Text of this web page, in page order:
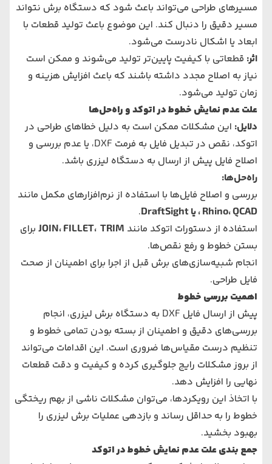
مسیرهای طراحی می‌تواند باعث شود که دستگاه برش نتواند
مسیر دقیق را دنبال کند. این موضوع باعث تولید قطعات با
ابعاد یا اشکال نادرست می‌شود.
اثر: قطعاتی با کیفیت پایین‌تر تولید می‌شوند و ممکن است
نیاز به اصلاح مجدد داشته باشند که باعث افزایش هزینه و
زمان تولید می‌شود.
علت عدم نمایش خطوط در اتوکد و راه‌حل‌ها
دلایل: این مشکلات ممکن است به دلیل خطاهای طراحی در
اتوکد، نقص در تبدیل فایل به فرمت DXF، یا عدم بررسی و
اصلاح فایل پیش از ارسال به دستگاه لیزری باشد.
راه‌حل‌ها:
بررسی و اصلاح فایل‌ها با استفاده از نرم‌افزارهای مکمل مانند
Rhino،QCAD ، یا
.
استفاده از دستورات اتوکد مانند
JOIN،FILLET، TRIM
برای
بستن خطوط و رفع نقص‌ها.
انجام شبیه‌سازی‌های برش قبل از اجرا برای اطمینان از صحت
فایل طراحی.
اهمیت بررسی خطوط
پیش از ارسال فایل DXF به دستگاه برش لیزری، انجام
بررسی‌های دقیق و اطمینان از بسته بودن تمامی خطوط و
تنظیم درست مقیاس‌ها ضروری است. این اقدامات می‌تواند
از بروز مشکلات رایج جلوگیری کرده و کیفیت و دقت قطعات
نهایی را افزایش دهد.
با اتخاذ این رویکردها، می‌توان مشکلات ناشی از بهم ریختگی
خطوط را به حداقل رساند و بازدهی عملیات برش لیزری را
بهبود بخشید.
جمع بندی علت عدم نمایش خطوط در اتوکد